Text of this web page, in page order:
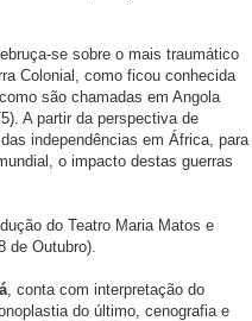
se sobre o mais traumático
Colonial, como ficou conhecida
são chamadas em Angola
A partir da perspectiva de
independências em África, para
o impacto destas guerras
do Teatro Maria Matos e
de Outubro).
, conta com interpretação do
do último, cenografia e